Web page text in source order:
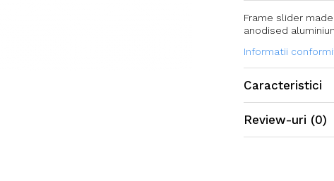
Frame slider
anodised
Informatii
Caracteristici
Review-uri (0)